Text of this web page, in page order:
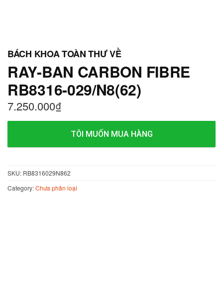
RAY-BAN CARBON FIBRE
RB8316-029/N8(62)
7.250.000₫
TÔI MUỐN MUA HÀNG
SKU: RB8316029N862
Category:Chưa phân loại